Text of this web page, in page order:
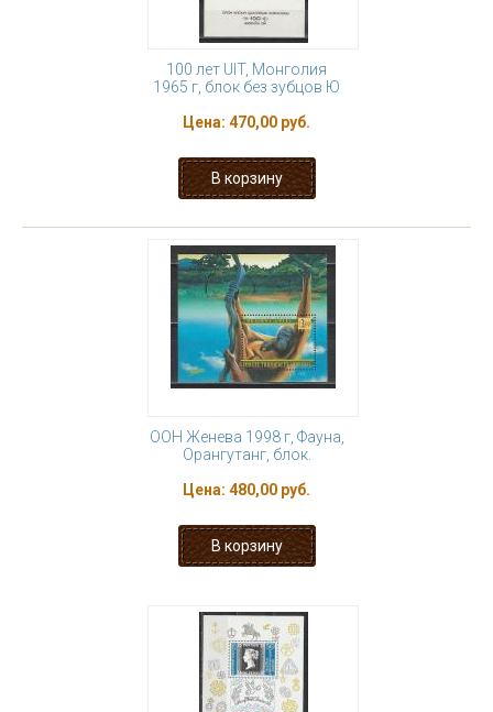
100 лет UIT, Монголия
1965 г, блок без зубцов Ю
Цена: 470,00 руб.
ООН Женева 1998 г, Фауна,
Орангутанг, блок.
Цена: 480,00 руб.